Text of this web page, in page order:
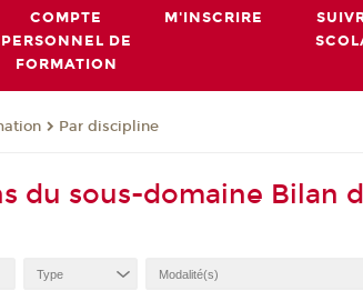
COMPTE
PERSONNEL DE
FORMATION
M'INSCRIRE
Par discipline
du sous-domaine Bilan